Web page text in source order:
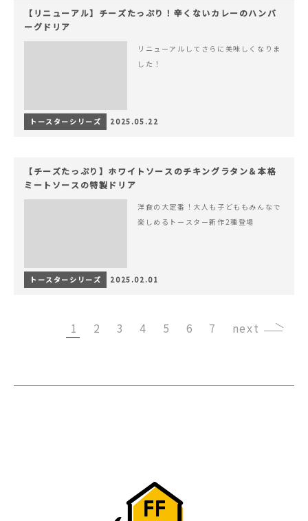
【リニューアル】チーズたっぷり！辛くないカレーのハンバ
ーグドリア
リニューアルしてさらに美味しくなりま
した！
トースターシリーズ 2025.05.22
【チーズたっぷり】ホワイトソースのチキングラタン＆本格
ミートソースの特製ドリア
洋食の大定番！大人も子どももみんなで
楽しめるトースター新作2種登場
トースターシリーズ 2025.02.01
1 2 3 4 5 6 7 ›